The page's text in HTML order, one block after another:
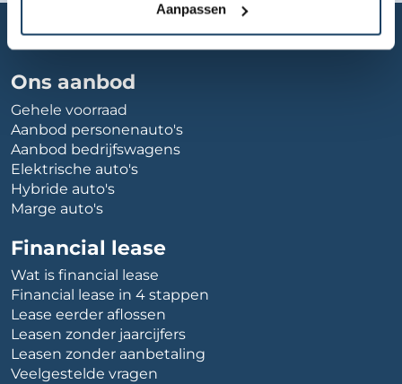
Aanpassen
Ons aanbod
Gehele voorraad
Aanbod personenauto's
Aanbod bedrijfswagens
Elektrische auto's
Hybride auto's
Marge auto's
Financial lease
Wat is financial lease
Financial lease in 4 stappen
Lease eerder aflossen
Leasen zonder jaarcijfers
Leasen zonder aanbetaling
Veelgestelde vragen